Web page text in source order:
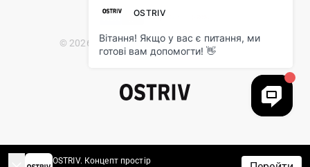
© 2026 Ostriv.ua Store. All Rights Reserved.
OSTRIV. Концепт простір